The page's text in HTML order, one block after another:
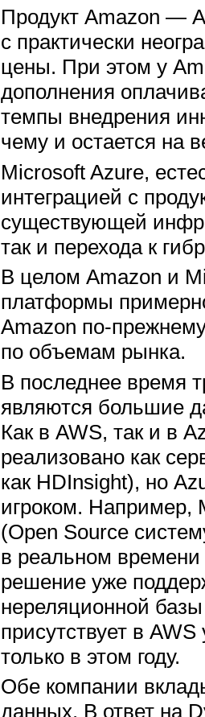
Продукт Amazon —
с практически
цены. При этом у
дополнения
темпы внедрения
чему и остается на
Microsoft Azure,
интеграцией с
существующей
так и перехода к
В целом Amazon и
платформы
Amazon по-
по объемам рынка.
В последнее время
являются большие
Как в AWS, так и в
реализовано как
как HDInsight), но
игроком. Например,
(Open Source
в реальном времени
решение уже
нереляционной
присутствует в
только в этом году.
Обе компании
данных. В ответ на